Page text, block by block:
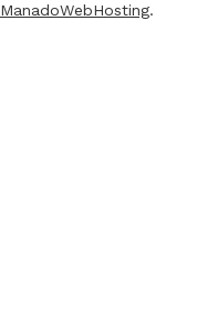
ManadoWebHosting.